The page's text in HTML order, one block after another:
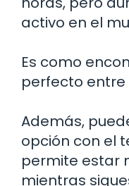
activo en el
Es como
perfecto
Además,
opción con el
permite estar
mientras